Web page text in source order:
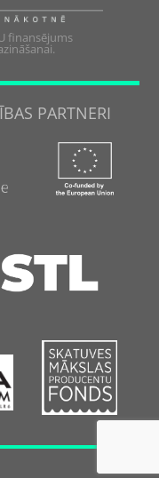
finansējums
PARTNERI